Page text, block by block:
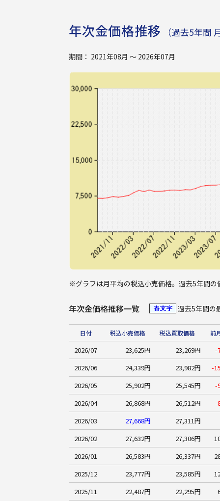
年次金価格推移 （過去5年間
期間： 2021年08月 ～ 2026年07月
※グラフは月平均の税込小売価格。過去5年間の
年次金価格推移一覧 過去5年間
日付 税込小売価格 税込買取価格 前
2026/07 23,625円 23,269円
-
2026/06
24,339円 23,982円
-
2026/05
25,902円 25,545円
-
2026/04
26,868円 26,512円
-
2026/03
27,668円
27,311円
2026/02
27,632円 27,306円
2026/01
26,583円 26,337円
2025/12
23,777円 23,585円
2025/11
22,487円 22,295円